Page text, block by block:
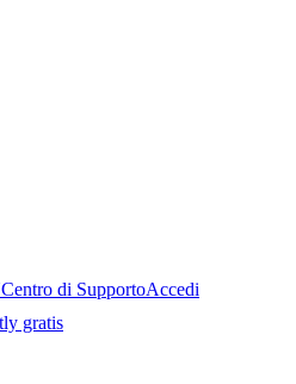
Centro di SupportoAccedi
gratis